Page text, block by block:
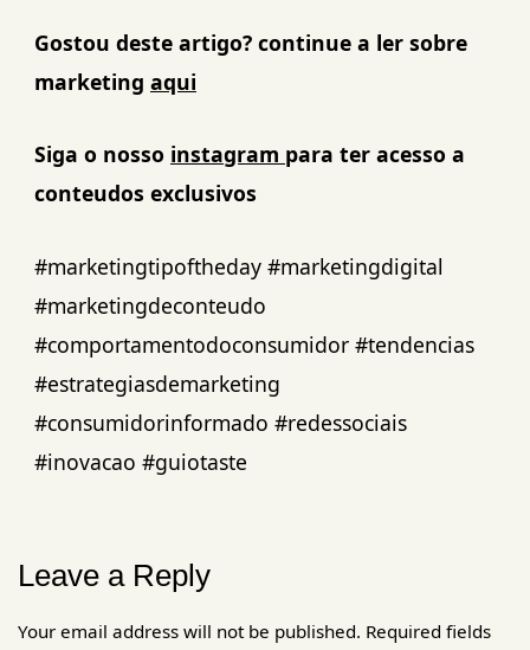
Gostou deste artigo? continue a ler sobre
marketing aqui
Siga o nosso instagram para ter acesso a
conteudos exclusivos
#marketingtipoftheday #marketingdigital
#marketingdeconteudo
#comportamentodoconsumidor #tendencias
#estrategiasdemarketing
#consumidorinformado #redessociais
#inovacao #guiotaste
Leave a Reply
Your email address will not be published. Required fields